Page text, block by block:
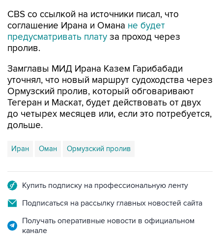
CBS со ссылкой на источники писал, что
соглашение Ирана и Омана не будет
предусматривать плату за проход через
пролив.
Замглавы МИД Ирана Казем Гарибабади
уточнял, что новый маршрут судоходства через
Ормузский пролив, который обговаривают
Тегеран и Маскат, будет действовать от двух
до четырех месяцев или, если это потребуется,
дольше.
Иран Оман Ормузский пролив
Купить подписку на профессиональную ленту
Подписаться на рассылку главных новостей сайта
Получать оперативные новости в официальном
канале